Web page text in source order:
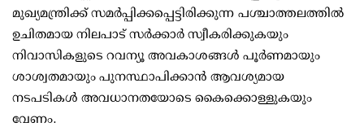
മുഖ്യമന്ത്രിക്ക് സമര്‍പ്പിക്കപ്പെട്ടിരിക്കുന്ന പശ്ചാത്തലത്തില്‍
ഉചിതമായ നിലപാട് സര്‍ക്കാര്‍ സ്വീകരിക്കുകയും
നിവാസികളുടെ റവന്യൂ അവകാശങ്ങള്‍ പൂര്‍ണമായും
ശാശ്വതമായും പുനസ്ഥാപിക്കാന്‍ ആവശ്യമായ
നടപടികള്‍ അവധാനതയോടെ കൈക്കൊള്ളുകയും
വേണം.